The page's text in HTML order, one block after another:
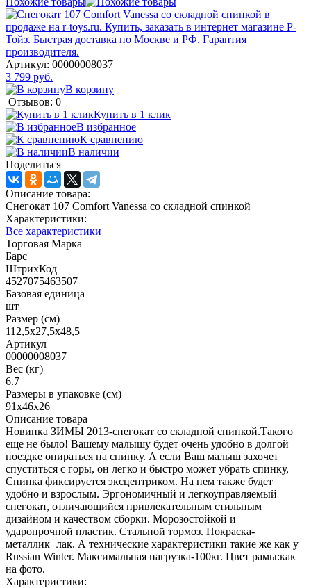
Артикул: 00000008037
3 799 руб.
В корзину
Отзывов: 0
Купить в 1 клик
В избранное
К сравнению
В наличии
Поделиться
Описание товара:
Снегокат 107 Comfort Vanessa со складной спинкой
Характеристики:
Все характеристики
Торговая Марка
Барс
ШтрихКод
4527075463507
Базовая единица
шт
Размер (см)
112,5х27,5х48,5
Артикул
00000008037
Вес (кг)
6.7
Размеры в упаковке (см)
91х46х26
Описание товара
Новинка ЗИМЫ 2013-снегокат со складной спинкой.Такого
еще не было! Вашему малышу будет очень удобно в долгой
поездке опираться на спинку. А если Ваш малыш захочет
спуститься с горы, он легко и быстро может убрать спинку,
Спинка фиксируется эксцентриком. На нем также будет
удобно и взрослым. Эргономичный и легкоуправляемый
снегокат, отличающийся привлекательным стильным
дизайном и качеством сборки. Морозостойкой и
ударопрочной пластик. Стальной тормоз. Покраска-
металлик+лак. А технические характеристики такие же как у
Russian Winter. Максимальная нагрузка-100кг. Цвет рамы:как
на фото.
Характеристики: